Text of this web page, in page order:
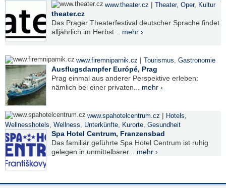
www.theater.cz | Theater, Oper, Kultur
theater.cz
Das Prager Theaterfestival deutscher Sprache findet
alljährlich im Herbst... mehr ›
www.firemniparnik.cz | Tourismus, Gastronomie
Ausflugsdampfer Európé, Prag
Prag einmal aus anderer Perspektive erleben:
nämlich bei einer privaten... mehr ›
www.spahotelcentrum.cz | Hotels,
Wellnesshotels, Wellness, Unterkünfte, Kurorte, Gesundheit
Spa Hotel Centrum, Franzensbad
Das familiär geführte Spa Hotel Centrum ist ruhig
gelegen in unmittelbarer... mehr ›